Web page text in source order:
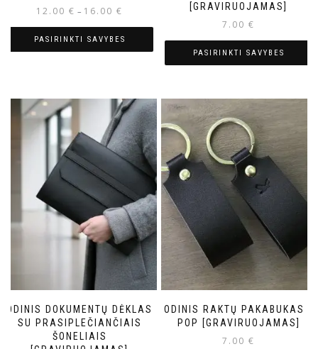
12.00 € – 16.00 €
PASIRINKTI SAVYBES
[GRAVIRUOJAMAS]
7.00 €
PASIRINKTI SAVYBES
ODINIS DOKUMENTŲ DĖKLAS
SU PRASIPLEČIANČIAIS
ŠONELIAIS
ODINIS RAKTŲ PAKABUKAS /
POP [GRAVIRUOJAMAS]
7.00 €